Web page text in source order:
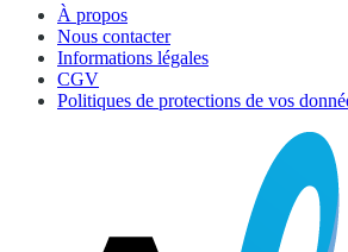
À propos
Nous contacter
Informations légales
CGV
Politiques de protections de vos